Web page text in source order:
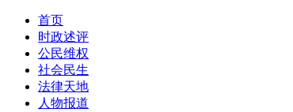
首页
时政述评
公民维权
社会民生
法律天地
人物报道